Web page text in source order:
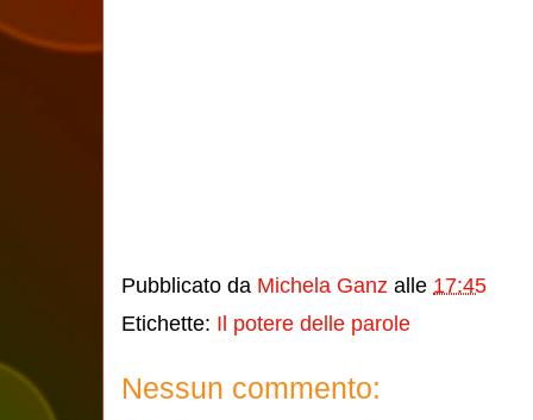
Pubblicato da Michela Ganz alle 17:45
Etichette: Il potere delle parole
Nessun commento: